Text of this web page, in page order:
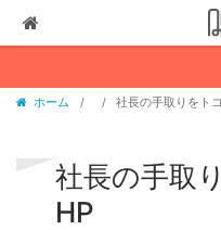
ホーム 社長の手取りをト
社長の手取
HP